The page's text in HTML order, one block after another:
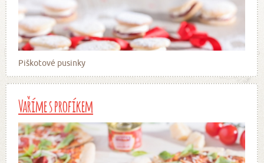
Piškotové pusinky
Vaříme s profíkem